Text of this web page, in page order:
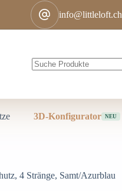
info@littleloft.ch
3D-Konfigurator NEU
4 Stränge, Samt/Azurblau